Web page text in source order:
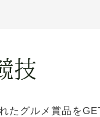
たグルメ賞品を